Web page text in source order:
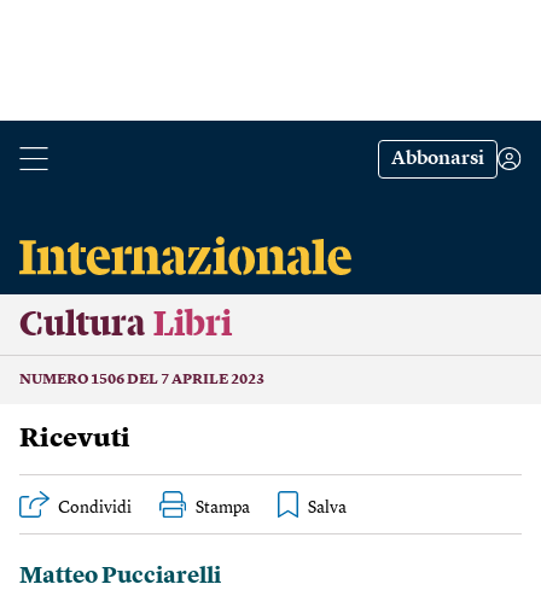
Abbonarsi
Cultura Libri
NUMERO 1506 DEL 7 APRILE 2023
Ricevuti
Condividi Stampa
Matteo Pucciarelli